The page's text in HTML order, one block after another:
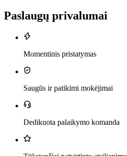
Paslaugų privalumai
Momentinis pristatymas
Saugūs ir patikimi mokėjimai
Dedikuota palaikymo komanda